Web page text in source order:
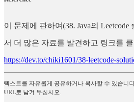
이 문제에 관하여(38. Java의 Leetcode
서 더 많은 자료를 발견하고 링크를
https://dev.to/chiki1601/38-leetcode-
텍스트를 자유롭게 공유하거나 복사할 수 있습니
URL로 남겨 두십시오.